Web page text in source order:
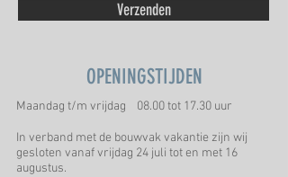
Verzenden
OPENINGSTIJDEN
Maandag t/m vrijdag 08.00 tot 17.30 uur
In verband met de bouwvak vakantie zijn wij
gesloten vanaf vrijdag 24 juli tot en met 16
augustus.